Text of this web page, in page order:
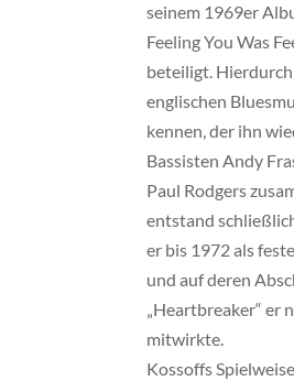
seinem 1969er
Feeling You Was
beteiligt.
englischen
kennen, der ihn
Bassisten Andy
Paul Rodgers
entstand
er bis 1972 als
und auf deren
„Heartbreaker“ er
mitwirkte.
Kossoffs